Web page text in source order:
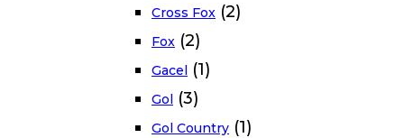
Cross Fox (2)
Fox (2)
Gacel (1)
Gol (3)
Gol Country (1)